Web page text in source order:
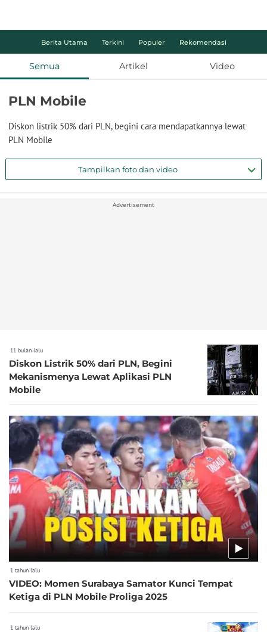
Berita Utama Terkini Populer Rekomendasi
Semua Artikel Video
PLN Mobile
Diskon listrik 50% dari PLN, begini cara mendapatkannya lewat
PLN Mobile
Tampilkan foto dan video
Advertisement
11 bulan lalu
Diskon Listrik 50% dari PLN, Begini
Mekanismenya Lewat Aplikasi PLN
Mobile
1 tahun lalu
VIDEO: Momen Surabaya Samator Kunci Tempat
Ketiga di PLN Mobile Proliga 2025
1 tahun lalu